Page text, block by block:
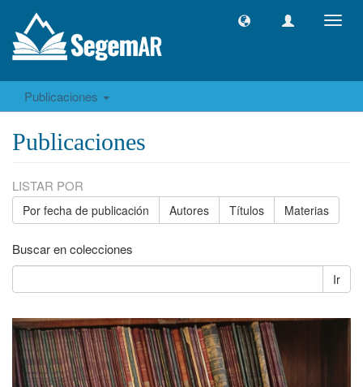
Publicaciones
Publicaciones
LISTAR POR
Por fecha de publicación Autores Títulos Materias
Buscar en colecciones
Ir